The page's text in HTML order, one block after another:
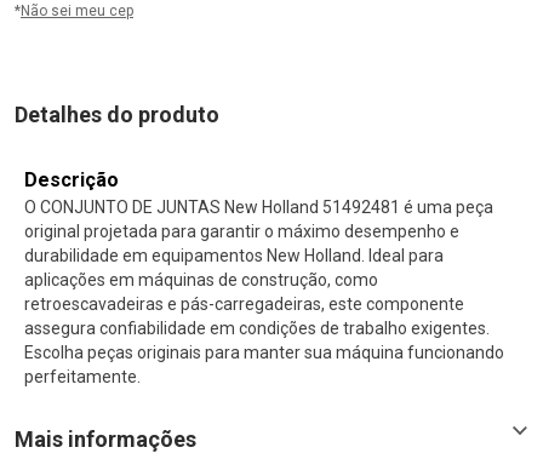
*Não sei meu cep
Detalhes do produto
Descrição
O CONJUNTO DE JUNTAS New Holland 51492481 é uma peça
original projetada para garantir o máximo desempenho e
durabilidade em equipamentos New Holland. Ideal para
aplicações em máquinas de construção, como
retroescavadeiras e pás-carregadeiras, este componente
assegura confiabilidade em condições de trabalho exigentes.
Escolha peças originais para manter sua máquina funcionando
perfeitamente.
Mais informações